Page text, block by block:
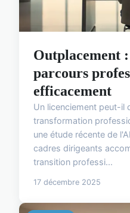
Outplacement
parcours
efficacement
Un licenciement peut-il
transformation
une étude récente de
cadres dirigeants
transition professi...
17 décembre 2025